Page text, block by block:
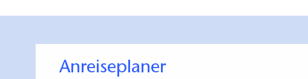
Anreiseplaner